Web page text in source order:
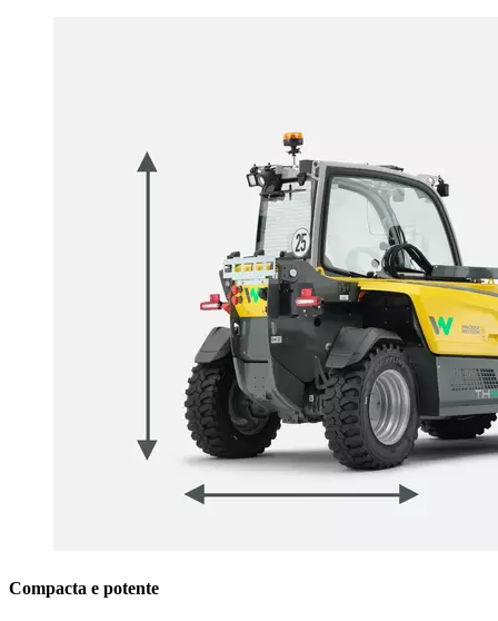
Compacta e potente